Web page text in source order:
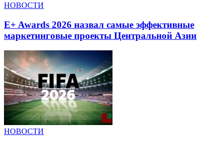
НОВОСТИ
E+ Awards 2026 назвал самые эффективные
маркетинговые проекты Центральной Азии
НОВОСТИ